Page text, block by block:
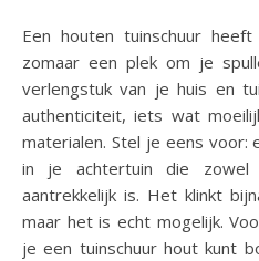
Een houten tuinschuur heeft iets speciaals. Het is niet
zomaar een plek om je
verlengstuk van je huis en
authenticiteit, iets wat
materialen. Stel je eens voor:
in je achtertuin die zowel
aantrekkelijk is. Het klinkt
maar het is echt mogelijk.
je een tuinschuur hout kunt